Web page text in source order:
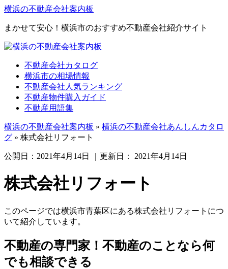
横浜の不動産会社案内板
まかせて安心！横浜市のおすすめ不動産会社紹介サイト
不動産会社カタログ
横浜市の相場情報
不動産会社人気ランキング
不動産物件購入ガイド
不動産用語集
横浜の不動産会社案内板 » 横浜の不動産会社あんしんカタロ
グ » 株式会社リフォート
公開日： 2021年4月14日 ｜更新日： 2021年4月14日
株式会社リフォート
このページでは横浜市青葉区にある株式会社リフォートにつ
いて紹介しています。
不動産の専門家！不動産のことなら何
でも相談できる